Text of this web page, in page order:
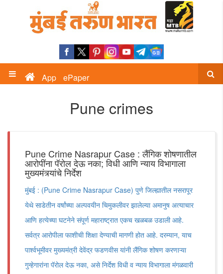
App ePaper
Pune crimes
Pune Crime Nasrapur Case : लैंगिक शोषणातील
आरोपींना पॅरोल देऊ नका; विधी आणि न्याय विभागाला
मुख्यमंत्र्यांचे निर्देश
मुंबई : (Pune Crime Nasrapur Case) पुणे जिल्ह्यातील नसरापूर
येथे साडेतीन वर्षांच्या अल्पवयीन चिमुकलीवर झालेल्या अमानुष अत्याचार
आणि हत्येच्या घटनेने संपूर्ण महाराष्ट्रात एकच खळबळ उडाली आहे.
सर्वत्र आरोपीला फाशीची शिक्षा देण्याची मागणी होत आहे. दरम्यान, याच
पार्श्वभूमीवर मुख्यमंत्री देवेंद्र फडणवीस यांनी लैंगिक शोषण करणाऱ्या
गुन्हेगारांना पॅरोल देऊ नका, असे निर्देश विधी व न्याय विभागाला मंगळवारी